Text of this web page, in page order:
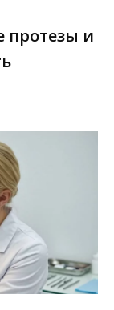
протезы и